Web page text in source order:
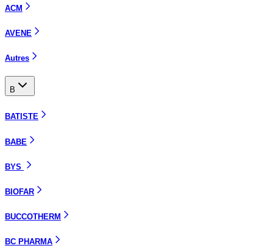
ACM
AVENE
Autres
B
BATISTE
BABE
BYS
BIOFAR
BUCCOTHERM
BC PHARMA